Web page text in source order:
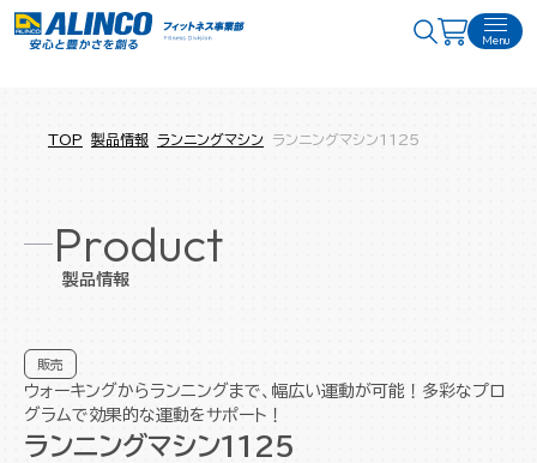
Menu
TOP 製品情報 ランニングマシン ランニングマシン1125
Product
製品情報
販売
ウォーキングからランニングまで、幅広い運動が可能！多彩なプロ
グラムで効果的な運動をサポート！
ランニングマシン1125